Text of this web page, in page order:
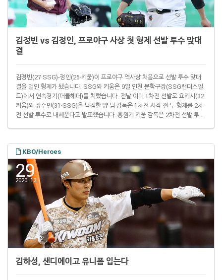
김정빈 vs 김정인, 프로야구 사상 첫 형제 선발 투수 맞대
결
김정빈(27·SSG)-정인(25·키움)이 프로야구 역사상 처음으로 선발 투수 맞대
결을 벌인 형제가 됐습니다. SSG와 키움은 9일 인천 문학구장(SSG랜더스필
드)에서 연속경기(더블헤더)를 치렀습니다. 전날 이미 1차전 선발로 요키시(32·
키움)와 정수민(31·SSG)을 낙점한 양 팀 감독은 1차전 시작 전 두 형제를 2차
전 선발 투수로 내세운다고 발표했습니다. 홍원기 키움 감독은 2차전 선발 투수
는 이 맞대결을 의식한 게 당연한 일. 형 김정빈은 경기를 앞두고 "설렘반 긴장
반"면서 "정인이는 동생이지만 야구에서는 지고 싶지 않다. 최소한 무승부는 하
고..
KBO/Heroes
29
2020. 12.
김하성, 샌디에이고 유니폼 입는다